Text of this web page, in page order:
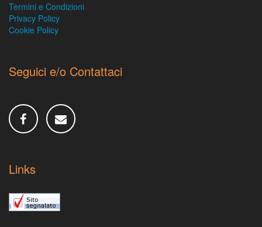
Termini e Condizioni
Privacy Policy
Cookie Policy
Seguici e/o Contattaci
Links